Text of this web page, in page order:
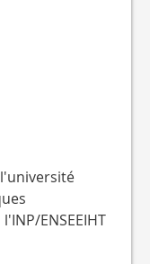
ENSEEIHT